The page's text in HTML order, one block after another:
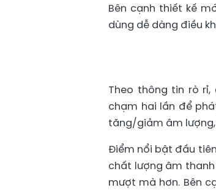
Bên cạnh thiết kế
dùng dễ dàng điều
Theo thông tin rò
chạm hai lần để
tăng/giảm âm
Điểm nổi bật đầu
chất lượng âm
mượt mà hơn. Bên